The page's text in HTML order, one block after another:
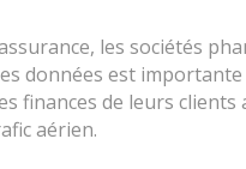
les sociétés
données est
finances de leurs
aérien.